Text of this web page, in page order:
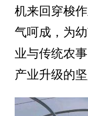
机来回穿梭
气呵成，为
业与传统农
产业升级的坚